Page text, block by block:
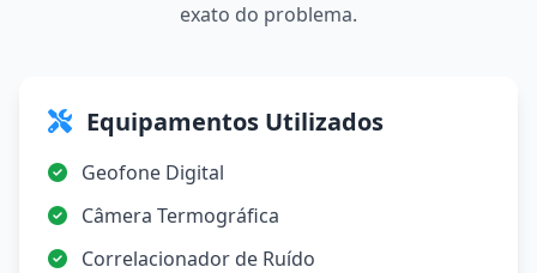
exato do problema.
Equipamentos Utilizados
Geofone Digital
Câmera Termográfica
Correlacionador de Ruído